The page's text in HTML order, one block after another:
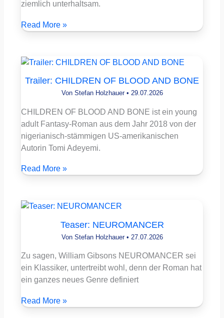
ziemlich unterhaltsam.
Read More »
Trailer: CHILDREN OF BLOOD AND BONE
Von Stefan Holzhauer • 29.07.2026
CHILDREN OF BLOOD AND BONE ist ein young
adult Fantasy-Roman aus dem Jahr 2018 von der
nigerianisch-stämmigen US-amerikanischen
Autorin Tomi Adeyemi.
Read More »
Teaser: NEUROMANCER
Von Stefan Holzhauer • 27.07.2026
Zu sagen, William Gibsons NEUROMANCER sei
ein Klassiker, untertreibt wohl, denn der Roman hat
ein ganzes neues Genre definiert
Read More »